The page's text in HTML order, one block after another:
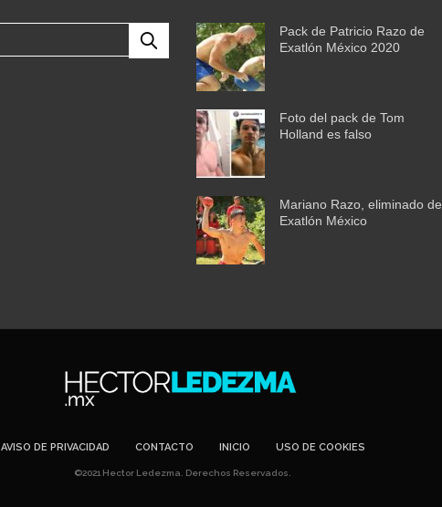
Pack de Patricio Razo de
Exatlón México 2020
Foto del pack de Tom
Holland es falso
Mariano Razo, eliminado de
Exatlón México
AVISO DE PRIVACIDAD CONTACTO INICIO USO DE COOKIES
©2021 Hector Ledezma. Derechos Reservados.